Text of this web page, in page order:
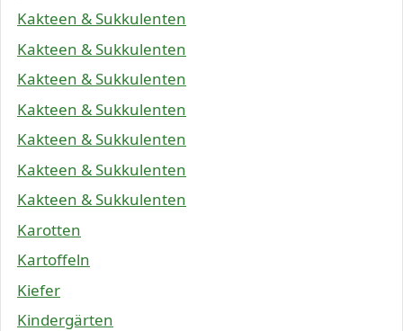
Kakteen & Sukkulenten
Kakteen & Sukkulenten
Kakteen & Sukkulenten
Kakteen & Sukkulenten
Kakteen & Sukkulenten
Kakteen & Sukkulenten
Kakteen & Sukkulenten
Karotten
Kartoffeln
Kiefer
Kindergärten